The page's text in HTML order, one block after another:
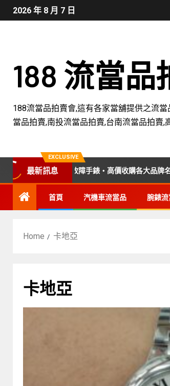
2026 年 8 月 7 日
188 流當
188流當品拍賣會,這有各家當舖提供之流
當品拍賣,南投流當品拍賣,台南流當品拍賣
EXCLUSIVE
最新訊息
購老錶・收購故障手錶・高價收購各大品牌名錶・
首頁 汽機車流當品 腕錶
Home 卡地亞
卡地亞